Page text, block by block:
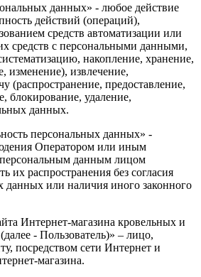
данных» - любое действие
действий (операций),
средств автоматизации или
средств с персональными данными,
накопление, хранение,
изменение), извлечение,
(распространение, предоставление,
блокирование, удаление,
данных.
персональных данных» -
Оператором или иным
данным лицом
их распространения без согласия
данных или наличия иного законного
Интернет-магазина кровельных и
‑ Пользователь)» – лицо,
посредством сети Интернет и
магазина.